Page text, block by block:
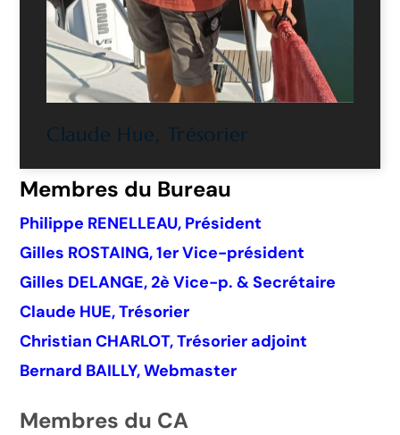
Claude Hue, Trésorier
Membres du Bureau
Philippe RENELLEAU, Président
Gilles ROSTAING, 1er Vice-président
Gilles DELANGE, 2è Vice-p. & Secrétaire
Claude HUE, Trésorier
Christian CHARLOT, Trésorier adjoint
Bernard BAILLY, Webmaster
Membres du CA